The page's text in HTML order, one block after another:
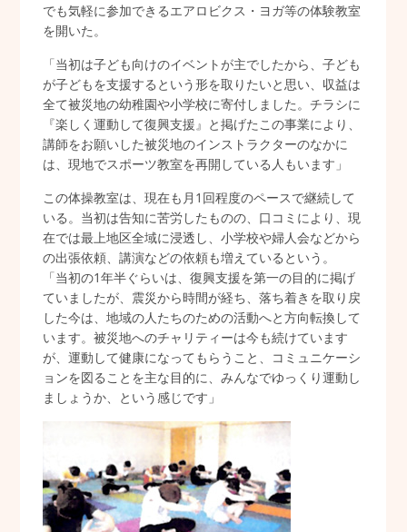
でも気軽に参加できるエアロビクス・ヨガ等の体験教室
を開いた。
「当初は子ども向けのイベントが主でしたから、子ども
が子どもを支援するという形を取りたいと思い、収益は
全て被災地の幼稚園や小学校に寄付しました。チラシに
『楽しく運動して復興支援』と掲げたこの事業により、
講師をお願いした被災地のインストラクターのなかに
は、現地でスポーツ教室を再開している人もいます」
この体操教室は、現在も月1回程度のペースで継続して
いる。当初は告知に苦労したものの、口コミにより、現
在では最上地区全域に浸透し、小学校や婦人会などから
の出張依頼、講演などの依頼も増えているという。
「当初の1年半ぐらいは、復興支援を第一の目的に掲げ
ていましたが、震災から時間が経ち、落ち着きを取り戻
した今は、地域の人たちのための活動へと方向転換して
います。被災地へのチャリティーは今も続けています
が、運動して健康になってもらうこと、コミュニケーシ
ョンを図ることを主な目的に、みんなでゆっくり運動し
ましょうか、という感じです」